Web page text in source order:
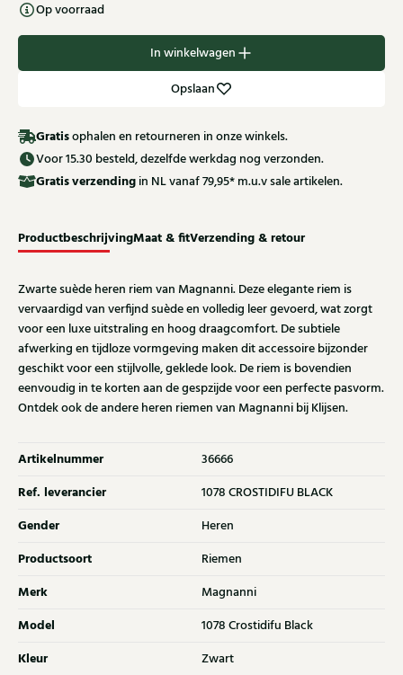
Op voorraad
In winkelwagen
Opslaan
Gratisophalen en retourneren in onze winkels.
Voor 15.30 besteld, dezelfde werkdag nog verzonden.
Gratisverzending in NL vanaf 79,95* m.u.v sale artikelen.
ProductbeschrijvingMaat & fitVerzending & retour
Zwarte suède heren riem van Magnanni. Deze elegante riem is
vervaardigd van verfijnd suède en volledig leer gevoerd, wat zorgt
voor een luxe uitstraling en hoog draagcomfort. De subtiele
afwerking en tijdloze vormgeving maken dit accessoire bijzonder
geschikt voor een stijlvolle, geklede look. De riem is bovendien
eenvoudig in te korten aan de gespzijde voor een perfecte pasvorm.
Ontdek ook de andere heren riemen van Magnanni bij Klijsen.
Artikelnummer 36666
Ref. leverancier 1078 CROSTIDIFU BLACK
Gender Heren
Productsoort Riemen
Merk Magnanni
Model 1078 Crostidifu Black
Kleur Zwart